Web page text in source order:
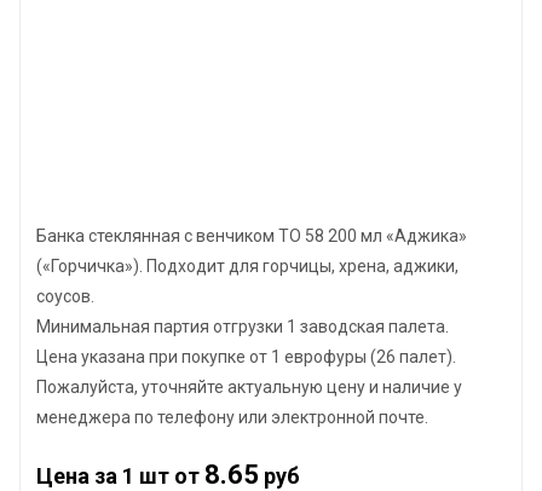
Банка стеклянная с венчиком ТО 58 200 мл «Аджика»
(«Горчичка»). Подходит для горчицы, хрена, аджики,
соусов.
Минимальная партия отгрузки 1 заводская палета.
Цена указана при покупке от 1 еврофуры (26 палет).
Пожалуйста, уточняйте актуальную цену и наличие у
менеджера по телефону или электронной почте.
Цена за 1 шт от 8.65 руб